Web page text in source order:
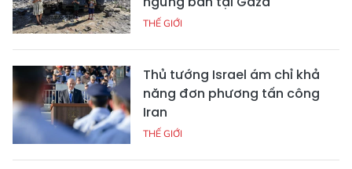
THẾ GIỚI
Thủ tướng Israel ám chỉ khả
năng đơn phương tấn công
Iran
THẾ GIỚI